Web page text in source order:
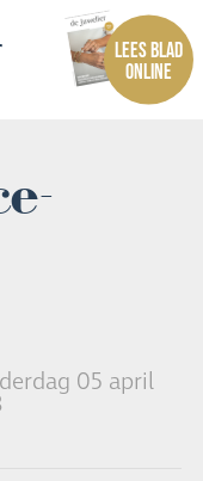
LEES BLAD
ONLINE
05 april